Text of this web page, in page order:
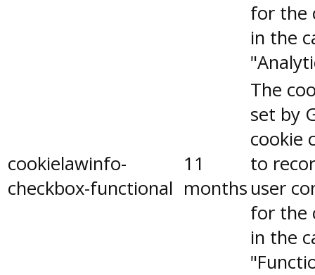
for the
in the
cookielawinfo-
checkbox-functional
11
months
The
set by
cookie
to
user
for the
in the